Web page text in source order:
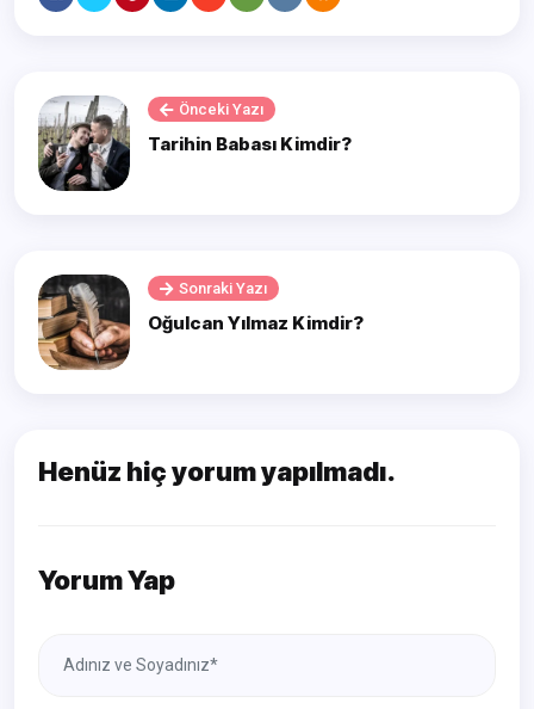
Önceki Yazı
Tarihin Babası Kimdir?
Sonraki Yazı
Oğulcan Yılmaz Kimdir?
Henüz hiç yorum yapılmadı.
Yorum Yap